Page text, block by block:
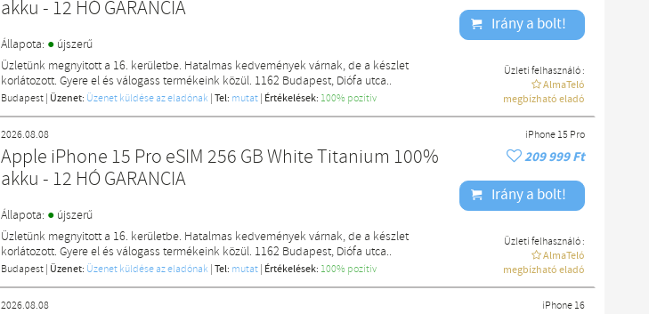
akku - 12 HÓ GARANCIA
Állapota: ● újszerű
Üzletünk megnyitott a 16. kerületbe. Hatalmas kedvemények várnak, de a készlet
korlátozott. Gyere el és válogass termékeink közül. 1162 Budapest, Diófa utca..
Budapest Üzenet: Üzenet küldése az eladónak Tel: mutat Értékelések: 100% pozítiv
Irány a bolt!
Üzleti felhasználó :
AlmaTeló
megbízható eladó
2026.08.08
Apple iPhone 15 Pro eSIM 256 GB White Titanium 100%
akku - 12 HÓ GARANCIA
Állapota: ● újszerű
Üzletünk megnyitott a 16. kerületbe. Hatalmas kedvemények várnak, de a készlet
korlátozott. Gyere el és válogass termékeink közül. 1162 Budapest, Diófa utca..
Budapest Üzenet: Üzenet küldése az eladónak Tel: mutat Értékelések: 100% pozítiv
iPhone 15 Pro
209 999 Ft
Irány a bolt!
Üzleti felhasználó :
AlmaTeló
megbízható eladó
2026.08.08 iPhone 16